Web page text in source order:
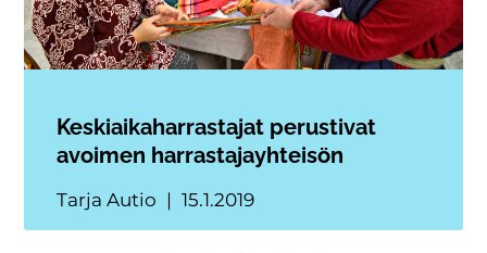
Keskiaikaharrastajat perustivat
avoimen harrastajayhteisön
Tarja Autio 15.1.2019